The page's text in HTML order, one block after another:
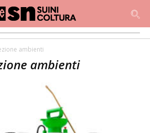
ambienti
ambienti